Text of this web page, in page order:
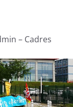
– Cadres